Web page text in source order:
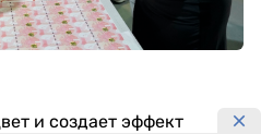
и создает эффект